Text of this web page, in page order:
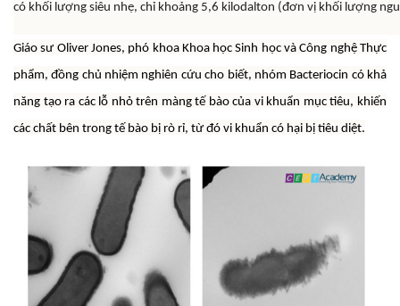
có khối lượng siêu nhẹ, chỉ khoảng 5,6 kilodalton (đơn vị khối lượng
Giáo sư Oliver Jones, phó khoa Khoa học Sinh học và Công nghệ Thực
phẩm, đồng chủ nhiệm nghiên cứu cho biết, nhóm Bacteriocin có khả
năng tạo ra các lỗ nhỏ trên màng tế bào của vi khuẩn mục tiêu, khiến
các chất bên trong tế bào bị rò rỉ, từ đó vi khuẩn có hại bị tiêu diệt.